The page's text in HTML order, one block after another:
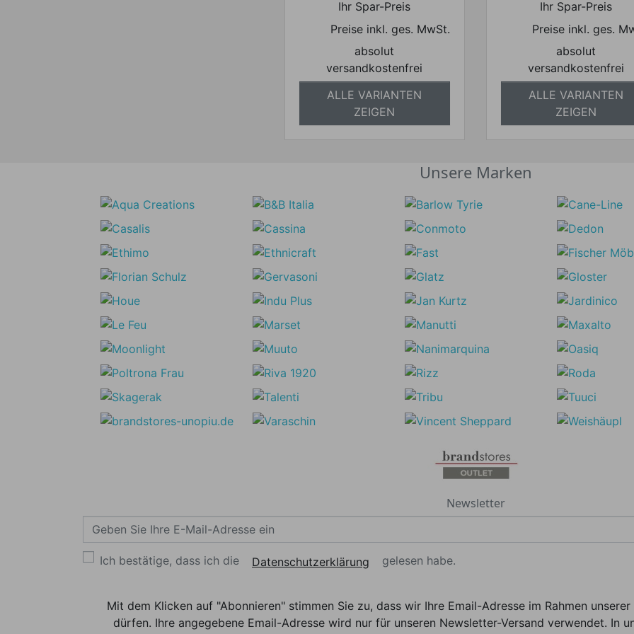
Ihr Spar-Preis
Preise inkl. ges. MwSt.
absolut
versandkostenfrei
ALLE VARIANTEN
ZEIGEN
Ihr Spar-Preis
Preise inkl. ges.
absolut
versandkostenfrei
ALLE VARIANTEN
ZEIGEN
Unsere Marken
Newsletter
Ich bestätige, dass ich die Datenschutzerklärung gelesen habe.
Mit dem Klicken auf "Abonnieren" stimmen Sie zu, dass wir Ihre Email-Adresse im Rahmen
dürfen. Ihre angegebene Email-Adresse wird nur für unseren Newsletter-Versand verwendet. In